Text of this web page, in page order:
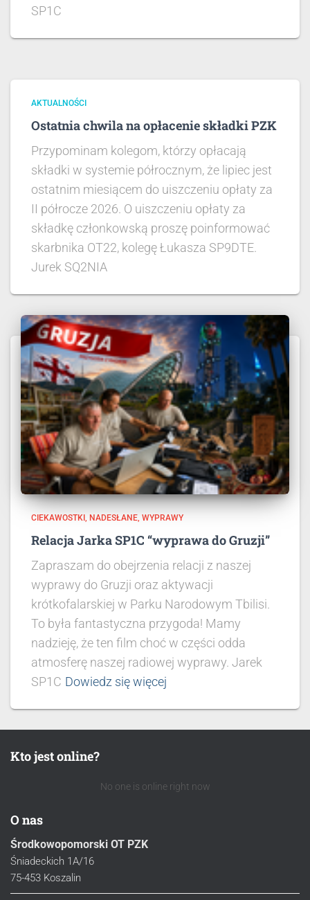
SP1C
AKTUALNOŚCI
Ostatnia chwila na opłacenie składki PZK
Przypominam kolegom, którzy opłacają
składki w systemie półrocznym, że lipiec jest
ostatnim miesiącem do uiszczeniu opłaty za
II półrocze 2026. O uiszczeniu opłaty za
składkę członkowską proszę poinformować
skarbnika OT22, kolegę Łukasza SP9DTE.
Jurek SQ2NIA
CIEKAWOSTKI NADESŁANE WYPRAWY
Relacja Jarka SP1C “wyprawa do Gruzji”
Zapraszam do obejrzenia relacji z naszej
wyprawy do Gruzji oraz aktywacji
krótkofalarskiej w Parku Narodowym Tbilisi.
To była fantastyczna przygoda! Mamy
nadzieję, że ten film choć w części odda
atmosferę naszej radiowej wyprawy. Jarek
SP1C Dowiedz się więcej
Kto jest online?
No one is online right now
O nas
Środkowopomorski OT PZK
Śniadeckich 1A/16
75-453 Koszalin